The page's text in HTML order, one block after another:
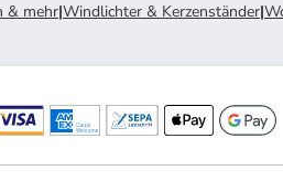
& mehr|Windlichter & Kerzenständer|